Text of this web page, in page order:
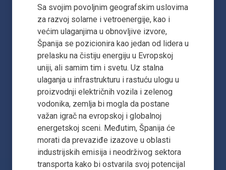
Sa svojim povoljnim geografskim uslovima
za razvoj solarne i vetroenergije, kao i
većim ulaganjima u obnovljive izvore,
Španija se pozicionira kao jedan od lidera u
prelasku na čistiju energiju u Evropskoj
uniji, ali samim tim i svetu. Uz stalna
ulaganja u infrastrukturu i rastuću ulogu u
proizvodnji električnih vozila i zelenog
vodonika, zemlja bi mogla da postane
važan igrač na evropskoj i globalnoj
energetskoj sceni. Međutim, Španija će
morati da prevaziđe izazove u oblasti
industrijskih emisija i neodrživog sektora
transporta kako bi ostvarila svoj potencijal